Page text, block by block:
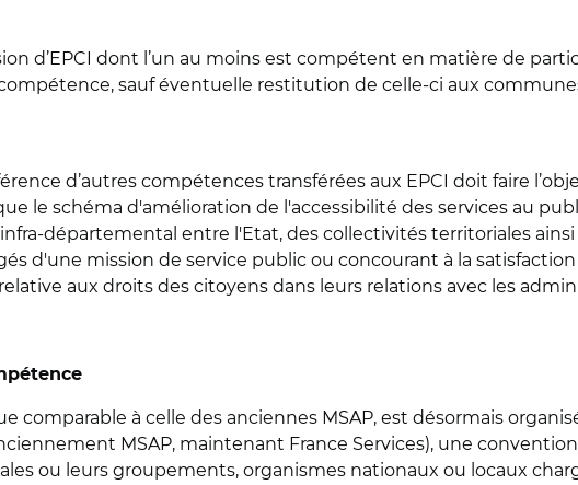
d’EPCI dont l’un au moins est compétent en matière de
sauf éventuelle restitution de celle-ci aux
d’autres compétences transférées aux EPCI doit faire
le schéma d'amélioration de l'accessibilité des services au
départemental entre l'Etat, des collectivités territoriales
d'une mission de service public ou concourant à la
aux droits des citoyens dans leurs relations avec les
comparable à celle des anciennes MSAP, est désormais
MSAP, maintenant France Services), une
ou leurs groupements, organismes nationaux ou locaux